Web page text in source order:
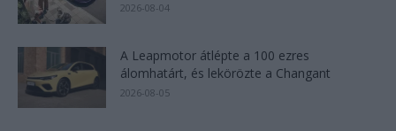
2026-08-04
A Leapmotor átlépte a 100 ezres
álomhatárt, és lekörözte a Changant
2026-08-05